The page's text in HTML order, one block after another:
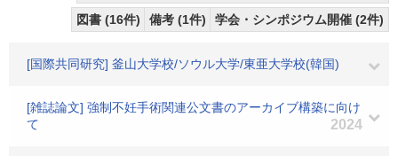
図書 (16件)
備考 (1件) 学会・シンポジウム開催 (2件)
[国際共同研究] 釜山大学校/ソウル大学/東亜大学校(韓国)
[雑誌論文] 強制不妊手術関連公文書のアーカイブ構築に向け
て
2024